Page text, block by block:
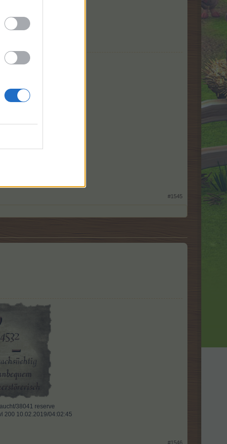
#1545
38041 reserve​
200 10.02.2019/04:02:45
#1546